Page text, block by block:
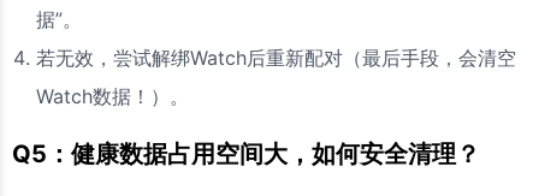
据”。
若无效，尝试解绑Watch后重新配对（最后手段，会清空
Watch数据！）。
Q5：健康数据占用空间大，如何安全清理？